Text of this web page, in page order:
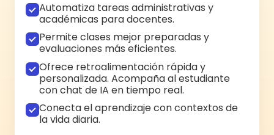
Automatiza tareas administrativas y
académicas para docentes.
Permite clases mejor preparadas y
evaluaciones más eficientes.
Ofrece retroalimentación rápida y
personalizada. Acompaña al estudiante
con chat de IA en tiempo real.
Conecta el aprendizaje con contextos de
la vida diaria.